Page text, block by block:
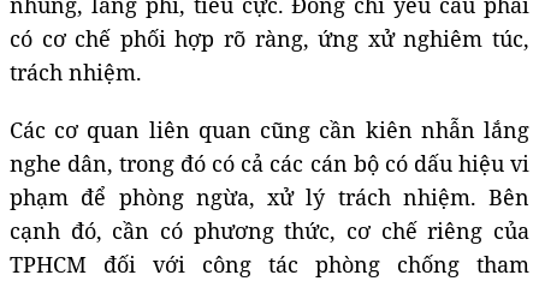
có cơ chế phối hợp rõ ràng, ứng xử nghiêm túc,
trách nhiệm.
Các cơ quan liên quan cũng cần kiên nhẫn lắng
nghe dân, trong đó có cả các cán bộ có dấu hiệu vi
phạm để phòng ngừa, xử lý trách nhiệm. Bên
cạnh đó, cần có phương thức, cơ chế riêng của
TPHCM đối với công tác phòng chống tham